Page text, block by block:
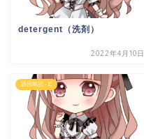
detergent（洗剤）
2022年4月10日
語呂暗記 - E